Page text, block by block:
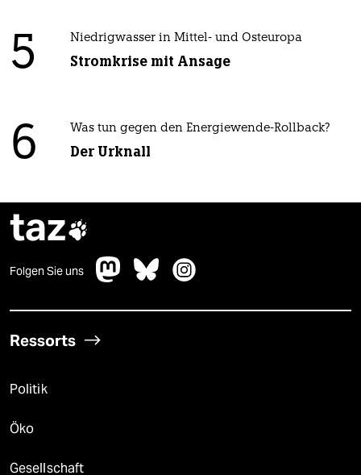
5 Niedrigwasser in Mittel- und Osteuropa
Stromkrise mit Ansage
6 Was tun gegen den Energiewende-Rollback?
Der Urknall
taz
Folgen Sie uns
Ressorts
Politik
Öko
Gesellschaft